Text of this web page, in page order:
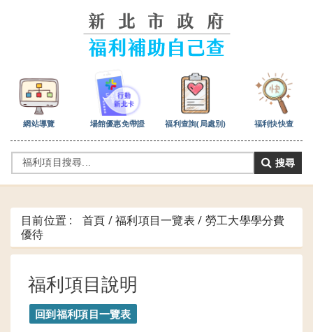
網站導覽 場館優惠免帶證 福利查詢(局處別) 福利快快查
搜尋
目前位置 : 首頁 / 福利項目一覽表 / 勞工大學學分費
優待
福利項目說明